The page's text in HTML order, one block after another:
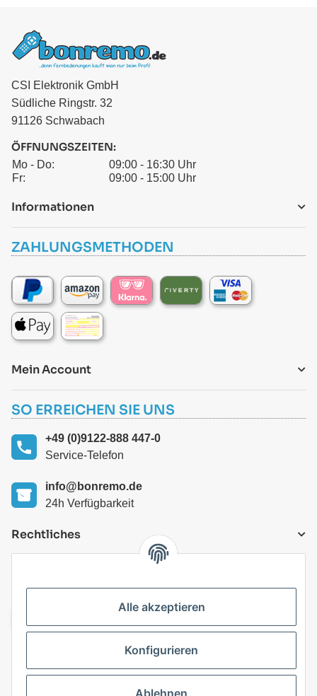
CSI Elektronik GmbH
Südliche Ringstr. 32
91126 Schwabach
ÖFFNUNGSZEITEN:
Mo - Do:
09:00 - 16:30 Uhr
Fr:
09:00 - 15:00 Uhr
Informationen
ZAHLUNGSMETHODEN
Mein Account
SO ERREICHEN SIE UNS
+49 (0)9122-888 447-0
Service-Telefon
info@bonremo.de
24h Verfügbarkeit
Rechtliches
Alle akzeptieren
Konfigurieren